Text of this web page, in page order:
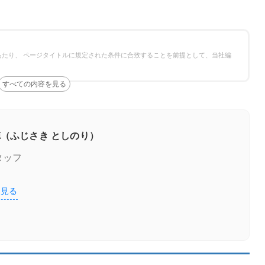
り、 ページタイトルに規定された条件に合致することを前提として、当社編
ふじさき としのり）
フ
る